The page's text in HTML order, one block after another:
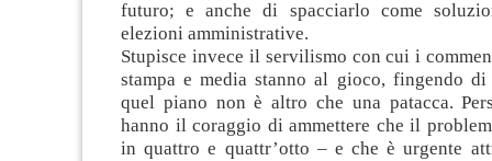
futuro; e anche di spacciarlo come
elezioni amministrative.
Stupisce invece il servilismo con cui i
stampa e media stanno al gioco, fingendo
quel piano non è altro che una patacca.
hanno il coraggio di ammettere che il
in quattro e quattr’otto – e che è urgente